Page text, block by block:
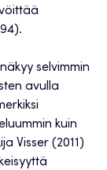
selvimmin
avulla
kuin
Visser (2011)